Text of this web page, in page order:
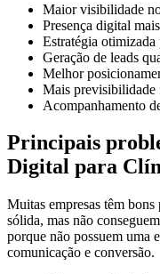
Maior visibilidade
Presença digital
Estratégia
Geração de leads
Melhor
Mais previsibilidade
Acompanhamento
Principais
Digital para
Muitas empresas têm
sólida, mas não
porque não possuem uma
comunicação e conversão.